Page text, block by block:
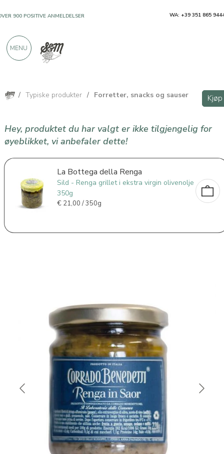
/ Typiske produkter / Forretter, snacks og sauser Kjøp
Hey, produktet du har valgt er ikke tilgjengelig for
øyeblikket, vi anbefaler dette!
La Bottega della Renga
Sild - Renga grillet i ekstra virgin olivenolje
350g
€21,00 / 350g
900 POSITIVE ANMELDELSER WA: +39 351 865
MENU